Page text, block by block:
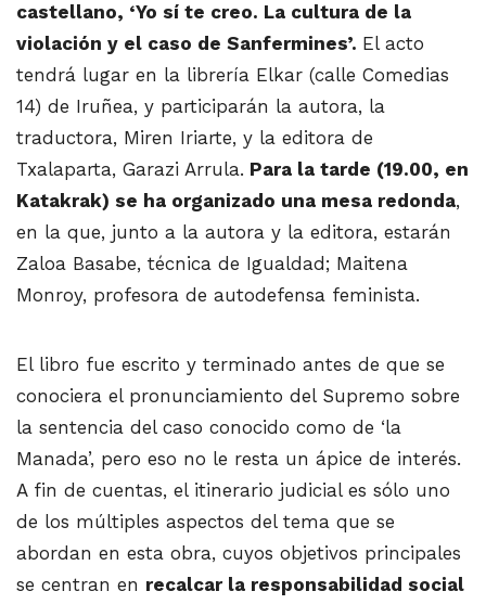
castellano, ‘Yo sí te creo. La cultura de la
violación y el caso de Sanfermines’. El acto
tendrá lugar en la librería Elkar (calle Comedias
14) de Iruñea, y participarán la autora, la
traductora, Miren Iriarte, y la editora de
Txalaparta, Garazi Arrula. Para la tarde (19.00, en
Katakrak) se ha organizado una mesa redonda,
en la que, junto a la autora y la editora, estarán
Zaloa Basabe, técnica de Igualdad; Maitena
Monroy, profesora de autodefensa feminista.
El libro fue escrito y terminado antes de que se
conociera el pronunciamiento del Supremo sobre
la sentencia del caso conocido como de ‘la
Manada’, pero eso no le resta un ápice de interés.
A fin de cuentas, el itinerario judicial es sólo uno
de los múltiples aspectos del tema que se
abordan en esta obra, cuyos objetivos principales
se centran en recalcar la responsabilidad social